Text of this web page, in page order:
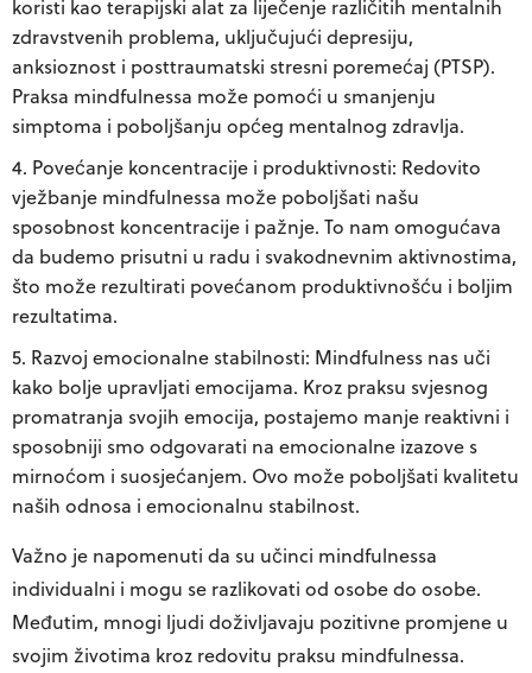
koristi kao terapijski alat za liječenje različitih mentalnih
zdravstvenih problema, uključujući depresiju,
anksioznost i posttraumatski stresni poremećaj (PTSP).
Praksa mindfulnessa može pomoći u smanjenju
simptoma i poboljšanju općeg mentalnog zdravlja.
Povećanje koncentracije i produktivnosti: Redovito
vježbanje mindfulnessa može poboljšati našu
sposobnost koncentracije i pažnje. To nam omogućava
da budemo prisutni u radu i svakodnevnim aktivnostima,
što može rezultirati povećanom produktivnošću i boljim
rezultatima.
Razvoj emocionalne stabilnosti: Mindfulness nas uči
kako bolje upravljati emocijama. Kroz praksu svjesnog
promatranja svojih emocija, postajemo manje reaktivni i
sposobniji smo odgovarati na emocionalne izazove s
mirnoćom i suosjećanjem. Ovo može poboljšati kvalitetu
naših odnosa i emocionalnu stabilnost.
Važno je napomenuti da su učinci mindfulnessa
individualni i mogu se razlikovati od osobe do osobe.
Međutim, mnogi ljudi doživljavaju pozitivne promjene u
svojim životima kroz redovitu praksu mindfulnessa.